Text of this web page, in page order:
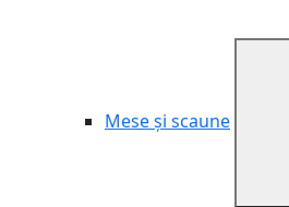
Mese și scaune